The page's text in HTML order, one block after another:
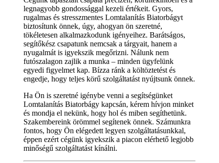
legnagyobb gondossággal kezeli értékeit. Gyors,
rugalmas és stresszmentes Lomtalanítás Biatorbágyt
biztosítunk önnek, úgy, ahogyan ön szeretné,
tökéletesen alkalmazkodunk igényeihez. Barátságos,
segítőkész csapatunk nemcsak a tárgyait, hanem a
nyugalmát is igyekszik megőrizni. Nálunk nem
futószalagon zajlik a munka – minden ügyfelünk
egyedi figyelmet kap. Bízza ránk a költöztetést és
engedje, hogy teljes körű szolgáltatást nyújtsunk önnek.
Ha Ön is szeretné igénybe venni a segítségünket
Lomtalanítás Biatorbágy kapcsán, kérem hívjon minket
és mondja el nekünk, hogy hol és miben segíthetünk.
Szakembereink örömmel segítenek önnek. Számunkra
fontos, hogy Ön elégedett legyen szolgáltatásunkkal,
éppen ezért cégünk igyekszik a piacon elérhető legjobb
minőségű szolgáltatást kínálni.